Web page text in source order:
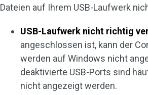
Dateien auf Ihrem USB-Laufwerk
USB-Laufwerk nicht richtig
angeschlossen ist, kann der
werden auf Windows nicht
deaktivierte USB-Ports sind
nicht angezeigt werden.